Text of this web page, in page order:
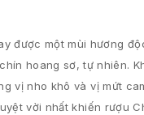
được một mùi hương
hoang sơ, tự nhiên.
vị nho khô và vị mứt
vời nhất khiến rượu